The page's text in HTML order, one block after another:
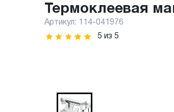
Термоклеевая
Артикул:
114-041976
5 из 5